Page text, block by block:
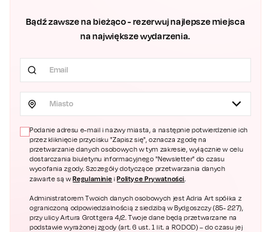
Bądź zawsze na bieżąco - rezerwuj najlepsze miejsca
na największe wydarzenia.
Miasto
Podanie adresu e-mail i nazwy miasta, a następnie potwierdzenie ich
przez kliknięcie przycisku "Zapisz się", oznacza zgodę na
przetwarzanie danych osobowych w tym zakresie, wyłącznie w celu
dostarczania biuletynu informacyjnego "Newsletter" do czasu
wycofania zgody. Szczegóły dotyczące przetwarzania danych
zawarte są wRegulaminie iPolityce Prywatności.
Administratorem Twoich danych osobowych jest Adria Art spółka z
ograniczoną odpowiedzialnością z siedzibą w Bydgoszczy (85- 227),
przy ulicy Artura Grottgera 4/2. Twoje dane będą przetwarzane na
podstawie wyrażonej zgody (art. 6 ust. 1 lit. a RODOD) – do czasu jej